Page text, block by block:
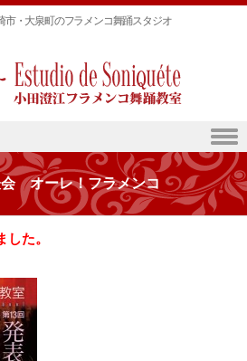
市・大泉町のフラメンコ舞踊スタジオ
会 オーレ！フラメンコ
た。